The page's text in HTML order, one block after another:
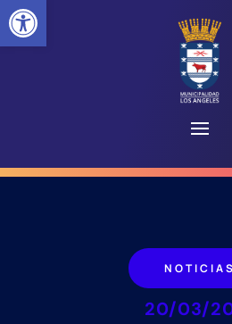
NOTICIAS
20/03/